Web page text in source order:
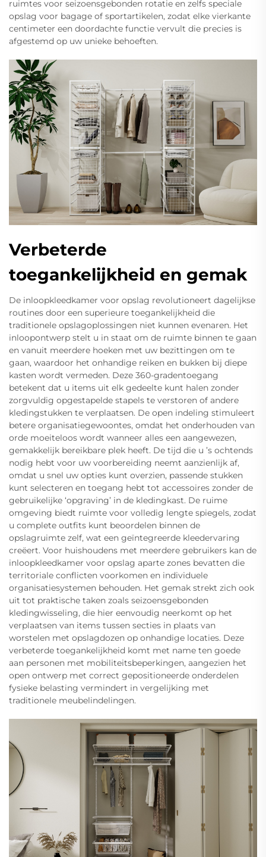
ruimtes voor seizoensgebonden rotatie en zelfs speciale
opslag voor bagage of sportartikelen, zodat elke vierkante
centimeter een doordachte functie vervult die precies is
afgestemd op uw unieke behoeften.
Verbeterde
toegankelijkheid en gemak
De inloopkleedkamer voor opslag revolutioneert dagelijkse
routines door een superieure toegankelijkheid die
traditionele opslagoplossingen niet kunnen evenaren. Het
inloopontwerp stelt u in staat om de ruimte binnen te gaan
en vanuit meerdere hoeken met uw bezittingen om te
gaan, waardoor het onhandige reiken en bukken bij diepe
kasten wordt vermeden. Deze 360-gradentoegang
betekent dat u items uit elk gedeelte kunt halen zonder
zorgvuldig opgestapelde stapels te verstoren of andere
kledingstukken te verplaatsen. De open indeling stimuleert
betere organisatiegewoontes, omdat het onderhouden van
orde moeiteloos wordt wanneer alles een aangewezen,
gemakkelijk bereikbare plek heeft. De tijd die u ’s ochtends
nodig hebt voor uw voorbereiding neemt aanzienlijk af,
omdat u snel uw opties kunt overzien, passende stukken
kunt selecteren en toegang hebt tot accessoires zonder de
gebruikelijke ‘opgraving’ in de kledingkast. De ruime
omgeving biedt ruimte voor volledig lengte spiegels, zodat
u complete outfits kunt beoordelen binnen de
opslagruimte zelf, wat een geïntegreerde kleedervaring
creëert. Voor huishoudens met meerdere gebruikers kan de
inloopkleedkamer voor opslag aparte zones bevatten die
territoriale conflicten voorkomen en individuele
organisatiesystemen behouden. Het gemak strekt zich ook
uit tot praktische taken zoals seizoensgebonden
kledingwisseling, die hier eenvoudig neerkomt op het
verplaatsen van items tussen secties in plaats van
worstelen met opslagdozen op onhandige locaties. Deze
verbeterde toegankelijkheid komt met name ten goede
aan personen met mobiliteitsbeperkingen, aangezien het
open ontwerp met correct gepositioneerde onderdelen
fysieke belasting vermindert in vergelijking met
traditionele meubelindelingen.